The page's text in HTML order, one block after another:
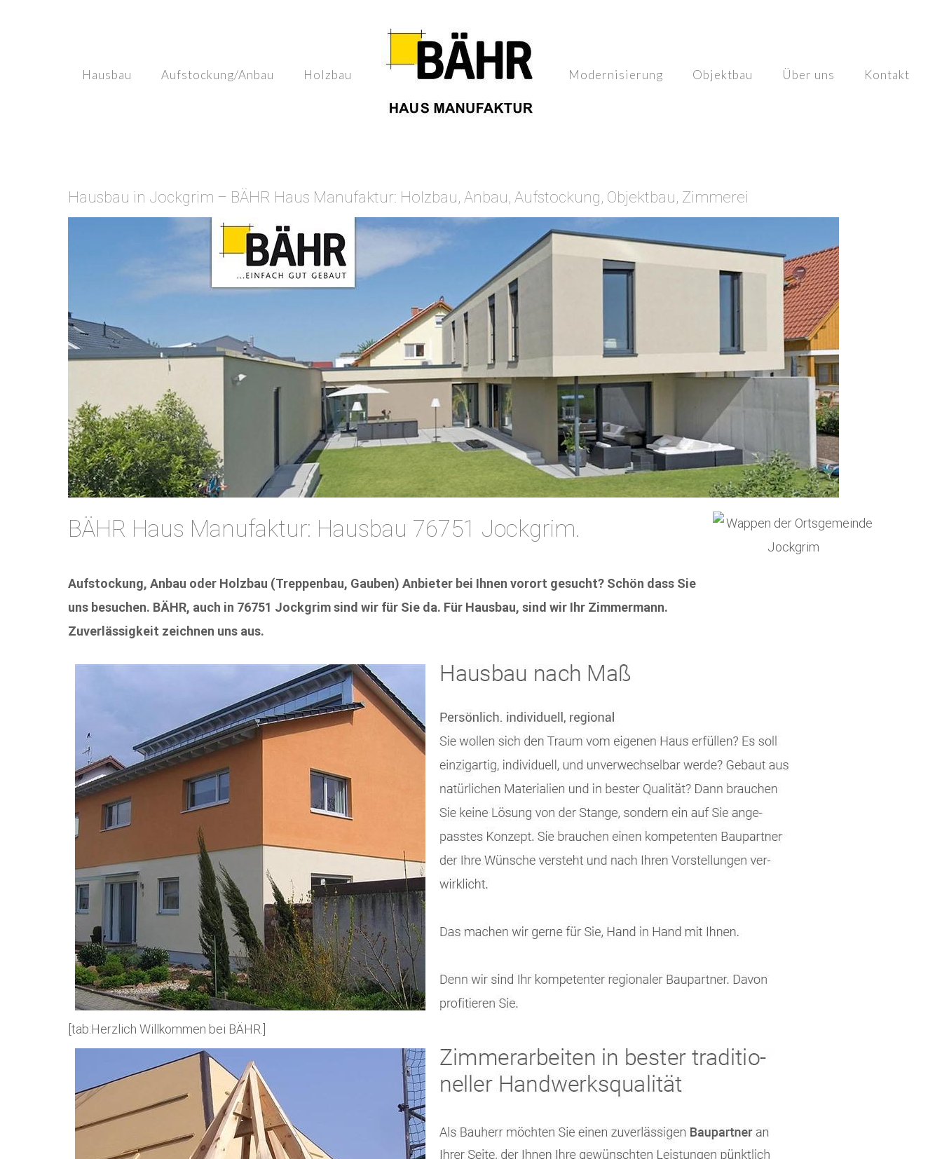
Hausbau
Aufstockung/Anbau Holzbau Modernisierung Objektbau Über uns Kontakt
Hausbau in Jockgrim – BÄHR Haus Manufaktur: Holzbau, Anbau, Aufstockung, Objektbau, Zimmerei
BÄHR Haus Manufaktur: Hausbau 76751 Jockgrim.
Aufstockung, Anbau oder Holzbau (Treppenbau, Gauben) Anbieter bei Ihnen vorort gesucht? Schön dass Sie
uns besuchen. BÄHR, auch in 76751 Jockgrim sind wir für Sie da. Für Hausbau, sind wir Ihr Zimmermann.
Zuverlässigkeit zeichnen uns aus.
[tab:Herzlich Willkommen bei BÄHR.]